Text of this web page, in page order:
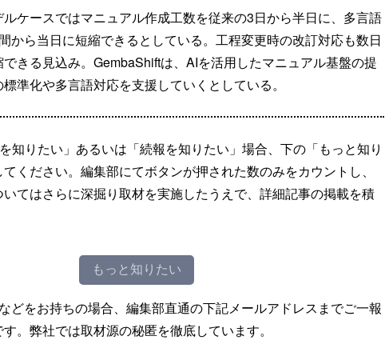
ケースではマニュアル作成工数を従来の3日から半日に、多言語
から当日に短縮できるとしている。工程変更時の改訂対応も数日
きる見込み。GembaShiftは、AIを活用したマニュアル基盤の提
準化や多言語対応を支援していくとしている。
知りたい」あるいは「続報を知りたい」場合、下の「もっと知り
ください。編集部にてボタンが押された数のみをカウントし、
てはさらに深掘り取材を実施したうえで、詳細記事の掲載を積
もっと知りたい
どをお持ちの場合、編集部直通の下記メールアドレスまでご一報
。弊社では取材源の秘匿を徹底しています。